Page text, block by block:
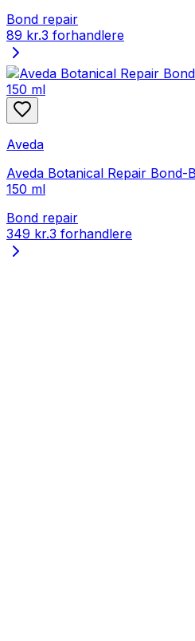
Bond repair
89 kr.3 forhandlere
Aveda
Aveda Botanical Repair Bond-
150 ml
Bond repair
349 kr.3 forhandlere